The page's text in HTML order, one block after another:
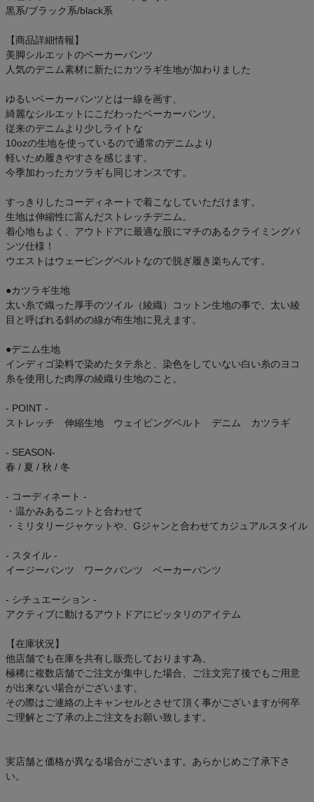
黒系/ブラック系/black系
【商品詳細情報】
美脚シルエットのベーカーパンツ
人気のデニム素材に新たにカツラギ生地が加わりました
ゆるいベーカーパンツとは一線を画す、
綺麗なシルエットにこだわったベーカーパンツ。
従来のデニムより少しライトな
10ozの生地を使っているので通常のデニムより
軽いため履きやすさを感じます。
今季加わったカツラギも同じオンスです。
すっきりしたコーディネートで着こなしていただけます。
生地は伸縮性に富んだストレッチデニム。
着心地もよく、アウトドアに最適な股にマチのあるクライミングパ
ンツ仕様！
ウエストはウェービングベルトなので脱ぎ履き楽ちんです。
●カツラギ生地
太い糸で織った厚手のツイル（綾織）コットン生地の事で、太い綾
目と呼ばれる斜めの線が布生地に見えます。
●デニム生地
インディゴ染料で染めたタテ糸と、染色をしていない白い糸のヨコ
糸を使用した肉厚の綾織り生地のこと。
- POINT -
ストレッチ 伸縮生地 ウェイビングベルト デニム カツラギ
- SEASON-
春 / 夏 / 秋 / 冬
- コーディネート -
・温かみあるニットと合わせて
・ミリタリージャケットや、Gジャンと合わせてカジュアルスタイル
- スタイル -
イージーパンツ ワークパンツ ベーカーパンツ
- シチュエーション -
アクティブに動けるアウトドアにピッタリのアイテム
【在庫状況】
他店舗でも在庫を共有し販売しております為、
極稀に複数店舗でご注文が集中した場合、ご注文完了後でもご用意
が出来ない場合がございます。
その際はご連絡の上キャンセルとさせて頂く事がございますが何卒
ご理解とご了承の上ご注文をお願い致します。
実店舗と価格が異なる場合がございます。あらかじめご了承下さ
い。